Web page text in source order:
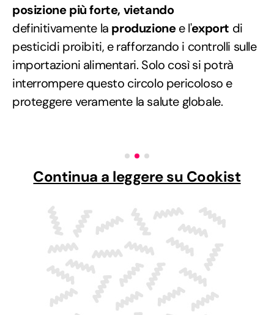
posizione più forte, vietando
definitivamente la produzionee l'export di
pesticidi proibiti, e rafforzando i controlli sulle
importazioni alimentari. Solo così si potrà
interrompere questo circolo pericoloso e
proteggere veramente la salute globale.
Continua a leggere su Cookist